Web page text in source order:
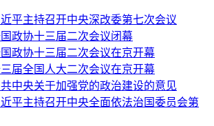
平主持召开中央深改委第七次会议
政协十三届二次会议闭幕
政协十三届二次会议在京开幕
届全国人大二次会议在京开幕
中央关于加强党的政治建设的意见
平主持召开中央全面依法治国委员会第